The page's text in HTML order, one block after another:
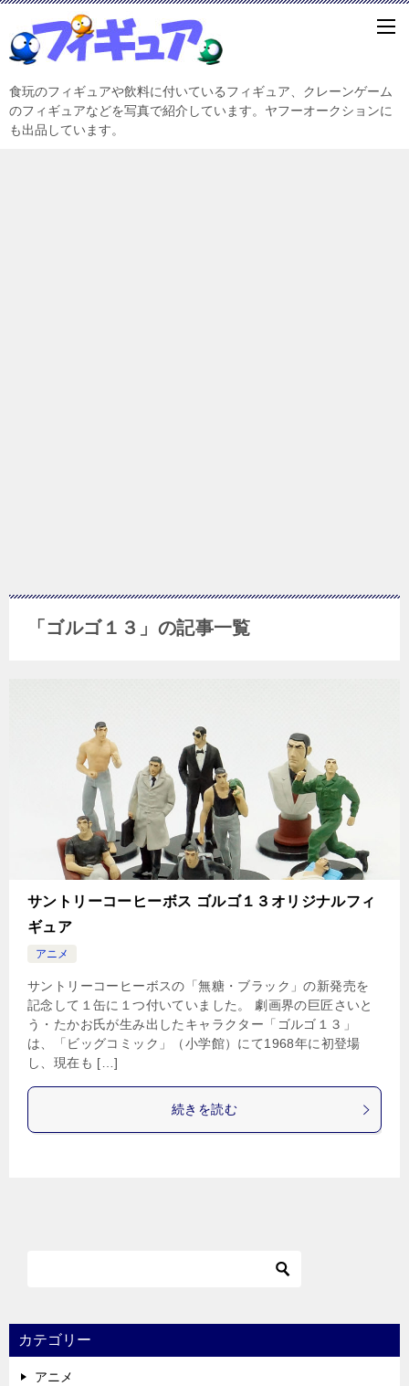
食玩のフィギュアや飲料に付いているフィギュア、クレーンゲーム
のフィギュアなどを写真で紹介しています。ヤフーオークションに
も出品しています。
「ゴルゴ１３」の記事一覧
サントリーコーヒーボス ゴルゴ１３オリジナルフィ
ギュア
アニメ
サントリーコーヒーボスの「無糖・ブラック」の新発売を
記念して１缶に１つ付いていました。 劇画界の巨匠さいと
う・たかお氏が生み出したキャラクター「ゴルゴ１３」
は、「ビッグコミック」（小学館）にて1968年に初登場
し、現在も […]
続きを読む
カテゴリー
アニメ